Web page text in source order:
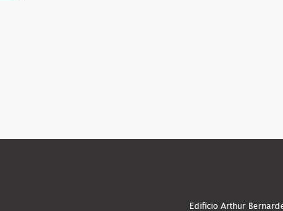
Edifício Arthur